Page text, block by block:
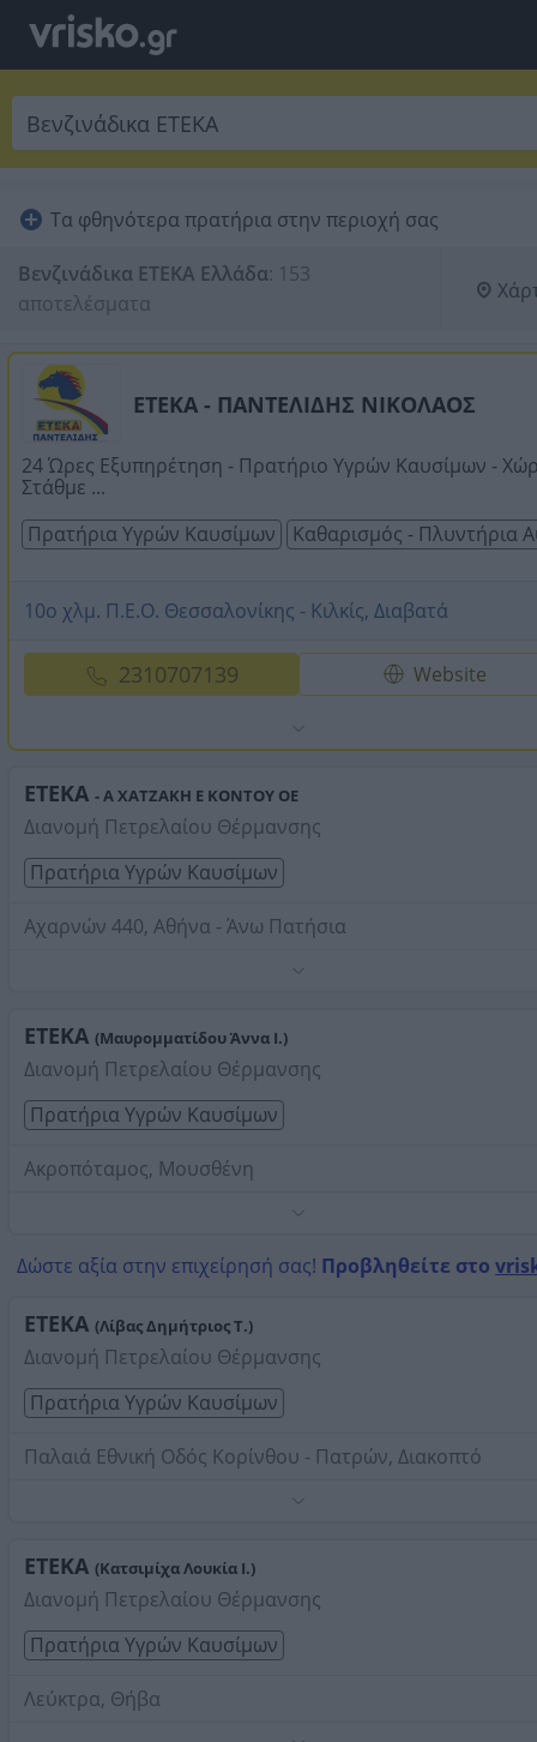
Τα φθηνότερα πρατήρια στην περιοχή σας
Βενζινάδικα ΕΤΕΚΑ Ελλάδα: 153
αποτελέσματα
ΕΤΕΚΑ - ΠΑΝΤΕΛΙΔΗΣ ΝΙΚΟΛΑΟΣ
24 Ώρες Εξυπηρέτηση - Πρατήριο Υγρών Καυσίμων -
Στάθμε ...
Πρατήρια Υγρών Καυσίμων
Καθαρισμός - Πλυντήρια
10ο χλμ. Π.Ε.Ο. Θεσσαλονίκης - Κιλκίς, Διαβατά
2310707139 Website
ΕΤΕΚΑ - Α ΧΑΤΖΑΚΗ Ε ΚΟΝΤΟΥ ΟΕ
Διανομή Πετρελαίου Θέρμανσης
Πρατήρια Υγρών Καυσίμων
Αχαρνών 440, Αθήνα - Άνω Πατήσια
Στοιχεία αναζήτησης:Βενζινάδικα ΕΤΕΚΑ
ΕΤΕΚΑ (Μαυρομματίδου Άννα Ι.)
Διανομή Πετρελαίου Θέρμανσης
Πρατήρια Υγρών Καυσίμων
Ακροπόταμος, Μουσθένη
Δώστε αξία στην επιχείρησή σας! Προβληθείτε στο
ΕΤΕΚΑ (Λίβας Δημήτριος Τ.)
Διανομή Πετρελαίου Θέρμανσης
Πρατήρια Υγρών Καυσίμων
Παλαιά Εθνική Οδός Κορίνθου - Πατρών, Διακοπτό
ΕΤΕΚΑ (Κατσιμίχα Λουκία Ι.)
Διανομή Πετρελαίου Θέρμανσης
Πρατήρια Υγρών Καυσίμων
Λεύκτρα, Θήβα